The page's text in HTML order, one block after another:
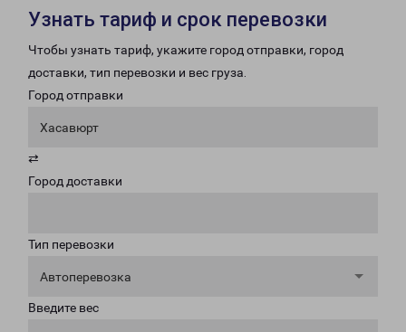
Узнать тариф и срок перевозки
Чтобы узнать тариф, укажите город отправки, город
доставки, тип перевозки и вес груза.
Город отправки
Хасавюрт
⇄
Город доставки
Тип перевозки
Автоперевозка
Введите вес